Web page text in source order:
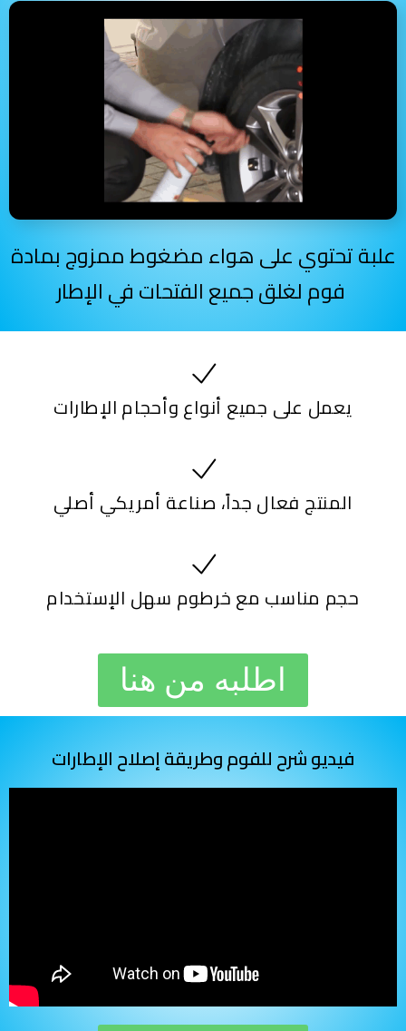
علبة تحتوي على هواء مضغوط ممزوج بمادة
يعمل على جميع أنواع وأحجام الإطارات
المنتج فعال جداً، صناعة أمريكي أصلي
حجم مناسب مع خرطوم سهل الإستخدام
اطلبه من هنا
فيديو شرح للفوم وطريقة إصلاح الإطارات